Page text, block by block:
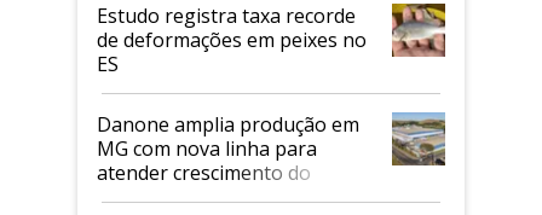
Estudo registra taxa recorde
de deformações em peixes no
ES
Danone amplia produção em
MG com nova linha para
atender crescimento do
mercado de alimentos